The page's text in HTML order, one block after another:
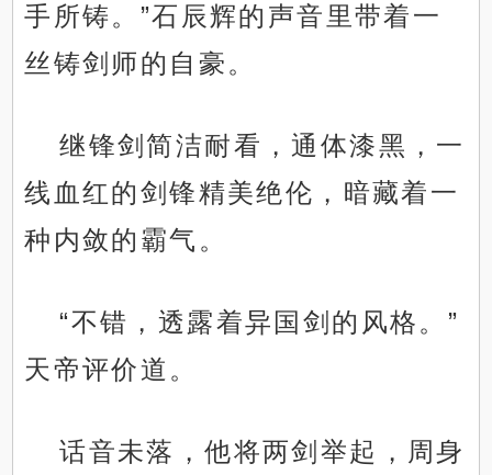
手所铸。”石辰辉的声音里带着一
丝铸剑师的自豪。
继锋剑简洁耐看，通体漆黑，一
线血红的剑锋精美绝伦，暗藏着一
种内敛的霸气。
“不错，透露着异国剑的风格。”
天帝评价道。
话音未落，他将两剑举起，周身